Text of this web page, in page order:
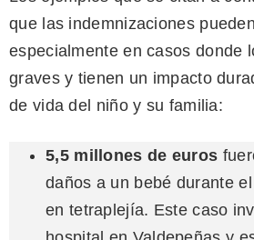
que las indemnizaciones
especialmente en casos donde
graves y tienen un impacto
de vida del niño y su familia:
5,5 millones de euros
daños a un bebé durante
en tetraplejía. Este caso